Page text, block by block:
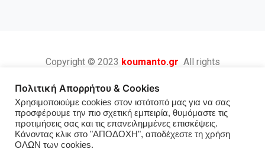
Copyright © 2023 koumanto.gr All rights
Αναδημοσιεύσεις, αποσπάσματα, εικόνες
καθώς και χρήση οποιουδήποτε μέρους
περιεχομένων, επιτρέπεται με ρητή
υποχρέωση στην αναφορά πηγής και
Πολιτική Απορρήτου & Cookies
Χρησιμοποιούμε cookies στον ιστότοπό μας για να σας
προσφέρουμε την πιο σχετική εμπειρία, θυμόμαστε τις
προτιμήσεις σας και τις επανειλημμένες επισκέψεις.
Κάνοντας κλικ στο "ΑΠΟΔΟΧΗ", αποδέχεστε τη χρήση
ΟΛΩΝ των cookies.